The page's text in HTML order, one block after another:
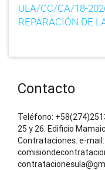
ULA/CC/CA/18-
REPARACIÓN DE
Contacto
Teléfono:
25 y 26. Edificio
Contrataciones. e-mail: